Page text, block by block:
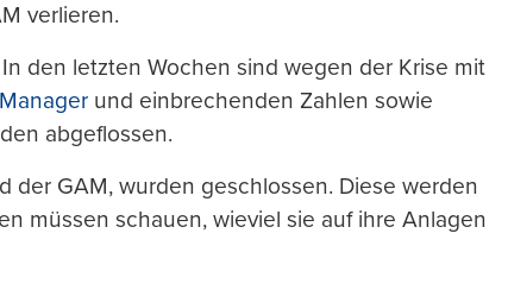
verlieren.
den letzten Wochen sind wegen der Krise mit
und einbrechenden Zahlen sowie
abgeflossen.
der GAM, wurden geschlossen. Diese werden
müssen schauen, wieviel sie auf ihre Anlagen